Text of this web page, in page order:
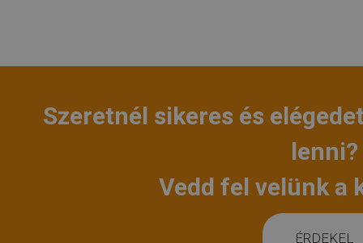
Szeretnél sikeres és
lenni?
Vedd fel velünk a
ÉRDEKEL